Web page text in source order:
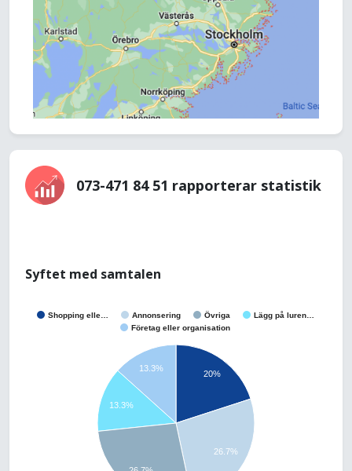
073-471 84 51 rapporterar statistik
Syftet med samtalen
Shopping elle… Annonsering Övriga
Lägg på luren…
Företag eller organisation
20%
26.7%
13.3%
13.3%